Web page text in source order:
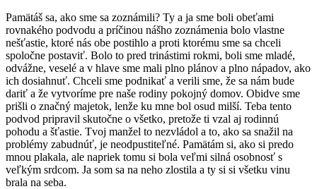
Pamätáš sa, ako sme sa zoznámili? Ty a ja sme boli obeťami
rovnakého podvodu a príčinou nášho zoznámenia bolo vlastne
nešťastie, ktoré nás obe postihlo a proti ktorému sme sa chceli
spoločne postaviť. Bolo to pred trinástimi rokmi, boli sme mladé,
odvážne, veselé a v hlave sme mali plno plánov a plno nápadov, ako
ich dosiahnuť. Chceli sme podnikať a verili sme, že sa nám bude
dariť a že vytvoríme pre naše rodiny pokojný domov. Obidve sme
prišli o značný majetok, lenže ku mne bol osud milší. Teba tento
podvod pripravil skutočne o všetko, pretože ti vzal aj rodinnú
pohodu a šťastie. Tvoj manžel to nezvládol a to, ako sa snažil na
problémy zabudnúť, je neodpustiteľné. Pamätám si, ako si predo
mnou plakala, ale napriek tomu si bola veľmi silná osobnosť s
veľkým srdcom. Ja som sa na neho zlostila a ty si si všetku vinu
brala na seba.